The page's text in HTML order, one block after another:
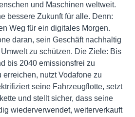
und Maschinen weltweit.
bessere Zukunft für alle. Denn:
Weg für ein digitales Morgen.
daran, sein Geschäft nachhaltig
zu schützen. Die Ziele: Bis
bis 2040 emissionsfrei zu
nutzt Vodafone zu
seine Fahrzeugflotte, setzt
und stellt sicher, dass seine
wiederverwendet, weiterverkauft